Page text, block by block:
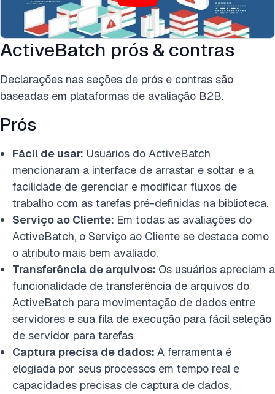
ActiveBatch prós & contras
Declarações nas seções de prós e contras são
baseadas em plataformas de avaliação B2B.
Prós
Fácil de usar: Usuários do ActiveBatch
mencionaram a interface de arrastar e soltar e a
facilidade de gerenciar e modificar fluxos de
trabalho com as tarefas pré-definidas na biblioteca.
Serviço ao Cliente: Em todas as avaliações do
ActiveBatch, o Serviço ao Cliente se destaca como
o atributo mais bem avaliado.
Transferência de arquivos: Os usuários apreciam a
funcionalidade de transferência de arquivos do
ActiveBatch para movimentação de dados entre
servidores e sua fila de execução para fácil seleção
de servidor para tarefas.
Captura precisa de dados: A ferramenta é
elogiada por seus processos em tempo real e
capacidades precisas de captura de dados,